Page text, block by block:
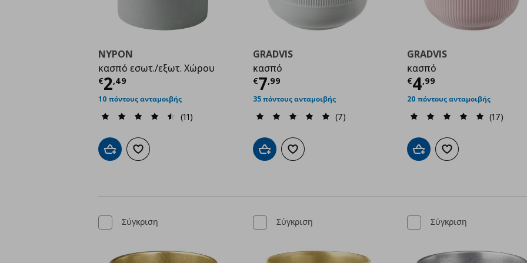
NYPON
κασπό εσωτ./εξωτ. Χώρου
€2,49
Τρέχουσα τιμή € 2,49
10 πόντους ανταμοιβής
(11)
Προσθήκη στο καλάθι
Προσθήκη στα αγαπημένα
GRADVIS
κασπό
€7,99
Τρέχουσα τιμή € 7,99
35 πόντους ανταμοιβής
(7)
Προσθήκη στο καλάθι
Προσθήκη στα αγαπημένα
GRADVIS
κασπό
€4,99
Τρέχουσα τιμή
20 πόντους ανταμοιβής
(17)
Προσθήκη στο καλάθι
Προσθήκη στα
Σύγκριση Σύγκριση Σύγκριση